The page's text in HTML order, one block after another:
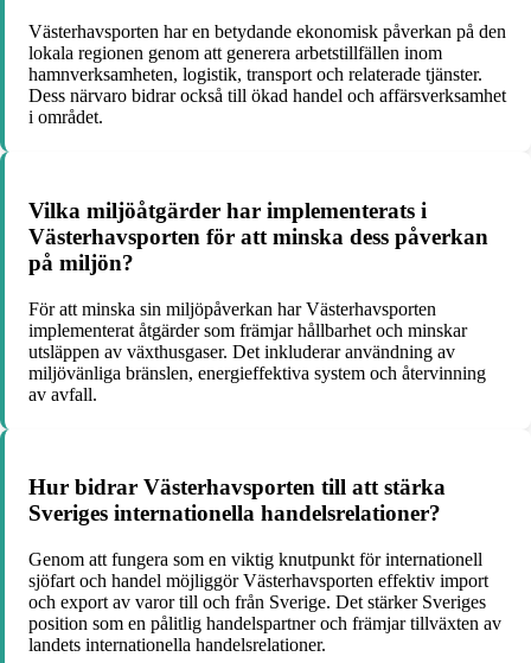
Västerhavsporten har en betydande ekonomisk påverkan på den
lokala regionen genom att generera arbetstillfällen inom
hamnverksamheten, logistik, transport och relaterade tjänster.
Dess närvaro bidrar också till ökad handel och affärsverksamhet
i området.
Vilka miljöåtgärder har implementerats i
Västerhavsporten för att minska dess påverkan
på miljön?
För att minska sin miljöpåverkan har Västerhavsporten
implementerat åtgärder som främjar hållbarhet och minskar
utsläppen av växthusgaser. Det inkluderar användning av
miljövänliga bränslen, energieffektiva system och återvinning
av avfall.
Hur bidrar Västerhavsporten till att stärka
Sveriges internationella handelsrelationer?
Genom att fungera som en viktig knutpunkt för internationell
sjöfart och handel möjliggör Västerhavsporten effektiv import
och export av varor till och från Sverige. Det stärker Sveriges
position som en pålitlig handelspartner och främjar tillväxten av
landets internationella handelsrelationer.